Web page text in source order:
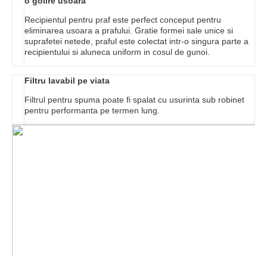
Recipientul pentru praf este perfect conceput pentru
eliminarea usoara a prafului. Gratie formei sale unice si
suprafetei netede, praful este colectat intr-o singura parte a
recipientului si aluneca uniform in cosul de gunoi.
Filtru lavabil pe viata
Filtrul pentru spuma poate fi spalat cu usurinta sub robinet
pentru performanta pe termen lung.